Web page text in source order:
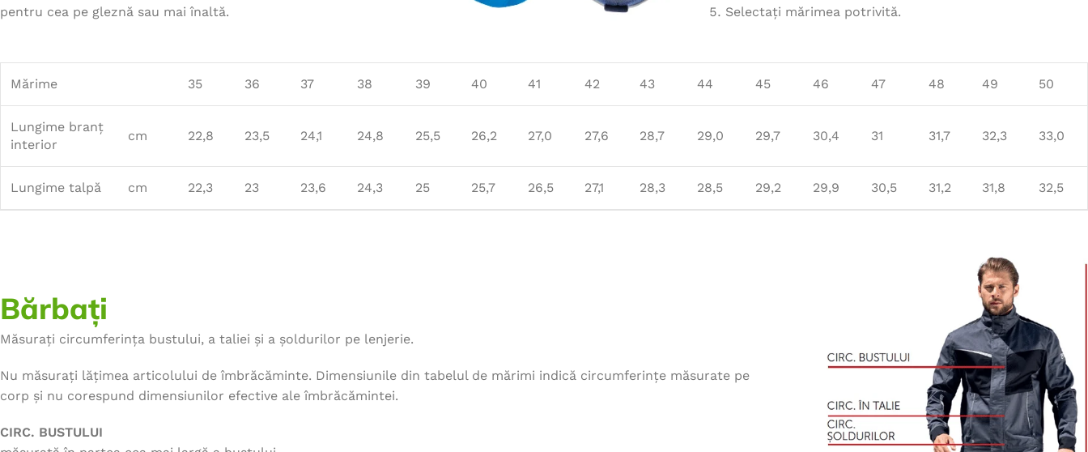
pentru cea pe gleznă sau mai înaltă.
Selectați mărimea potrivită.
Mărime 35 36 37 38 39 40 41 42 43 44 45 46 47 48 49 50
Lungime branț
interior
cm 22,8 23,5 24,1 24,8 25,5 26,2 27,0 27,6 28,7 29,0 29,7 30,4 31 31,7 32,3 33,0
Lungime talpă cm 22,3 23 23,6 24,3 25 25,7 26,5 27,1 28,3 28,5 29,2 29,9 30,5 31,2 31,8 32,5
Bărbați
Măsurați circumferința bustului, a taliei și a șoldurilor pe lenjerie.
Nu măsurați lățimea articolului de îmbrăcăminte. Dimensiunile din tabelul de mărimi indică circumferințe măsurate pe
corp și nu corespund dimensiunilor efective ale îmbrăcămintei.
CIRC. BUSTULUI